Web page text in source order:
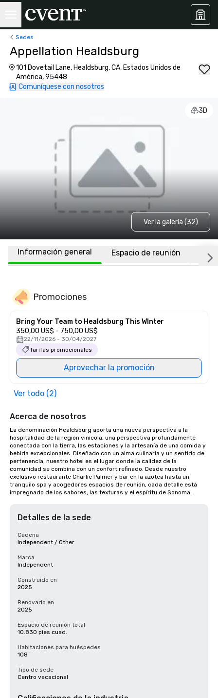
Sedes
Appellation Healdsburg
101 Dovetail Lane, Healdsburg, CA, Estados Unidos de
América, 95448
Comuníquese con nosotros
3D
Ver la galería (32)
Información general Espacio de reunión
Promociones
Bring Your Team to Healdsburg This WInter
350,00 US$ - 750,00 US$
22/11/2026 - 30/04/2027
Tarifas promocionales
Aprovechar la promoción
Ver todo (2)
Acerca de nosotros
La denominación Healdsburg aporta una nueva perspectiva a la
hospitalidad de la región vinícola, una perspectiva profundamente
conectada con la tierra, las estaciones y la artesanía de una comida y
bebida excepcionales. Diseñado con un alma culinaria y un sentido de
pertenencia, nuestro hotel es el lugar donde la calidez de la
comunidad se combina con un confort refinado. Desde nuestro
exclusivo restaurante Charlie Palmer y bar en la azotea hasta un
tranquilo spa y acogedores espacios de reunión, cada detalle está
impregnado de los sabores, las texturas y el espíritu de Sonoma.
Detalles de la sede
Cadena
Independent / Other
Marca
Independent
Construido en
2025
Renovado en
2025
Espacio de reunión total
10.830 pies cuad.
Habitaciones para huéspedes
108
Tipo de sede
Centro vacacional